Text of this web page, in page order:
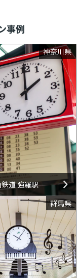
事例
神奈川県
道 強羅駅
群馬県